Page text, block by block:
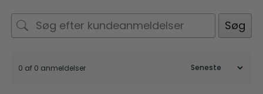
Søg
0 af 0 anmeldelser